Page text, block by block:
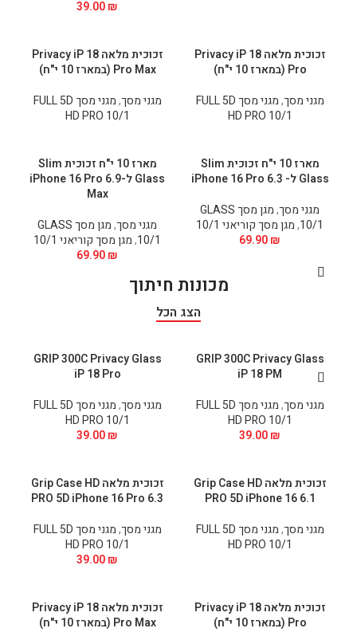
39.00₪
זכוכית מלאה Privacy iP 18
Pro (במארז 10 י"ח)
מגני מסך,
מגני מסך FULL 5D
HD PRO 10/1
זכוכית מלאה Privacy iP 18
Pro Max (במארז 10 י"ח)
מגני מסך,
מגני מסך FULL 5D
HD PRO 10/1
מארז 10 י"ח זכוכית Slim
Glass ל- 6.3 iPhone 16 Pro
מגני מסך,
מגן מסך GLASS
10/1
,מגן מסך קוריאני 10/1
69.90₪
מארז 10 י"ח זכוכית Slim
Glass ל-6.9 iPhone 16 Pro
Max
מגני מסך,
מגן מסך GLASS
10/1
,מגן מסך קוריאני 10/1
69.90₪
מכונות חיתוך
הצג הכל
GRIP 300C Privacy Glass
iP 18 PM
מגני מסך,
מגני מסך FULL 5D
HD PRO 10/1
39.00₪
GRIP 300C Privacy Glass
iP 18 Pro
מגני מסך,
מגני מסך FULL 5D
HD PRO 10/1
39.00₪
זכוכית מלאה Grip Case HD
PRO 5D iPhone 16 6.1
מגני מסך,
מגני מסך FULL 5D
HD PRO 10/1
זכוכית מלאה Grip Case HD
PRO 5D iPhone 16 Pro 6.3
מגני מסך,
מגני מסך FULL 5D
HD PRO 10/1
39.00₪
זכוכית מלאה Privacy iP 18
Pro (במארז 10 י"ח)
זכוכית מלאה Privacy iP 18
Pro Max (במארז 10 י"ח)